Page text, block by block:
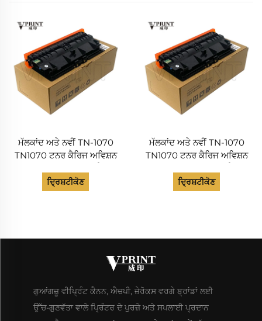
ਮੱਲਕਾਂਦ ਅਤੇ ਨਵੀਂ TN-1070
TN1070 ਟਨਰ ਕੈਰਿਜ ਅਵਿਸ਼ਨ
ਹੋਰ ਪ੍ਰੈਂਟਰ ਸਪਲਾਈਜ਼
ਦ੍ਰਿਸ਼ਟੀਕੋਣ
ਮੱਲਕਾਂਦ ਅਤੇ ਨਵੀਂ TN-1070
TN1070 ਟਨਰ ਕੈਰਿਜ ਅਵਿਸ਼ਨ
ਹੋਰ ਪ੍ਰੈਂਟਰ ਸਪਲਾਈਜ਼
ਦ੍ਰਿਸ਼ਟੀਕੋਣ
ਗੁਆਂਗਜ਼ੂ ਵੀਪ੍ਰਿੰਟ ਕੈਨਨ, ਐਚਪੀ, ਜ਼ੇਰੋਕਸ ਵਰਗੇ ਬ੍ਰਾਂਡਾਂ ਲਈ
ਉੱਚ-ਗੁਣਵੱਤਾ ਵਾਲੇ ਪ੍ਰਿੰਟਰ ਦੇ ਪੁਰਜ਼ੇ ਅਤੇ ਸਪਲਾਈ ਪ੍ਰਦਾਨ